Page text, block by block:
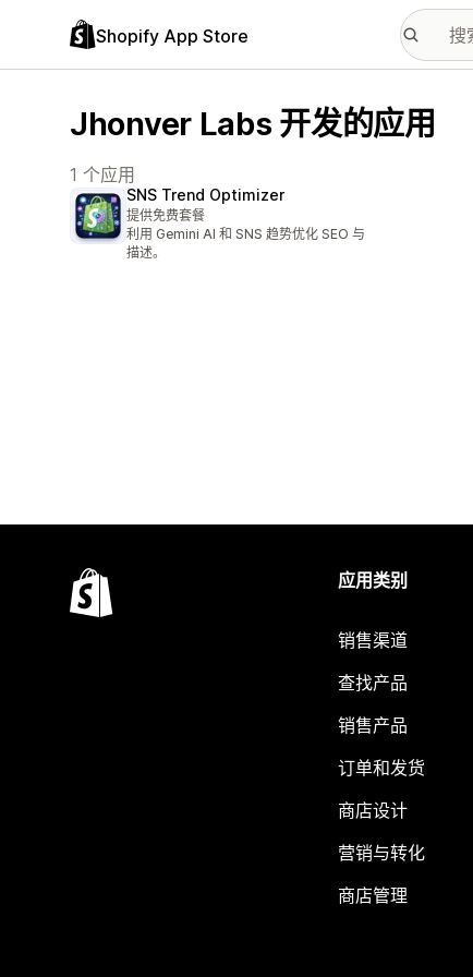
Shopify App Store
Jhonver Labs 开发的应用
1 个应用
SNS Trend Optimizer
提供免费套餐
利用 Gemini AI 和 SNS 趋势优化 SEO 与
描述。
应用类别
销售渠道
查找产品
销售产品
订单和发货
商店设计
营销与转化
商店管理